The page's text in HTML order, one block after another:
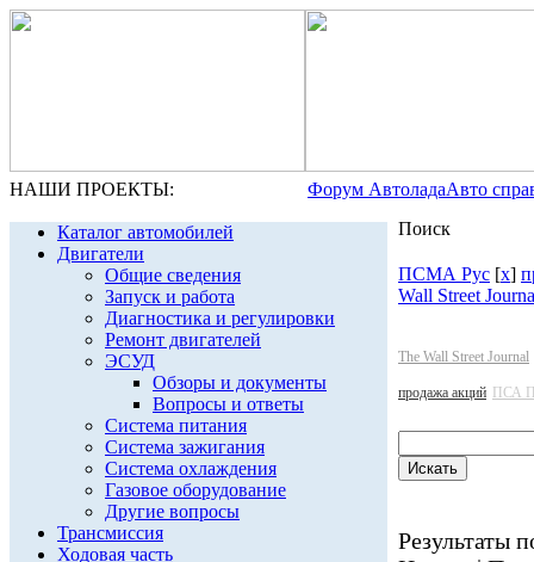
НАШИ ПРОЕКТЫ: Форум АвтоладаАвто
Каталог автомобилей
Двигатели
Общие сведения
Запуск и работа
Диагностика и регулировки
Ремонт двигателей
ЭСУД
Обзоры и документы
Вопросы и ответы
Система питания
Система зажигания
Система охлаждения
Газовое оборудование
Другие вопросы
Трансмиссия
Ходовая часть
Поиск
ПСМА Рус [x]
Wall Street
The Wall Street Journal
продажа акций ПСА
Результаты